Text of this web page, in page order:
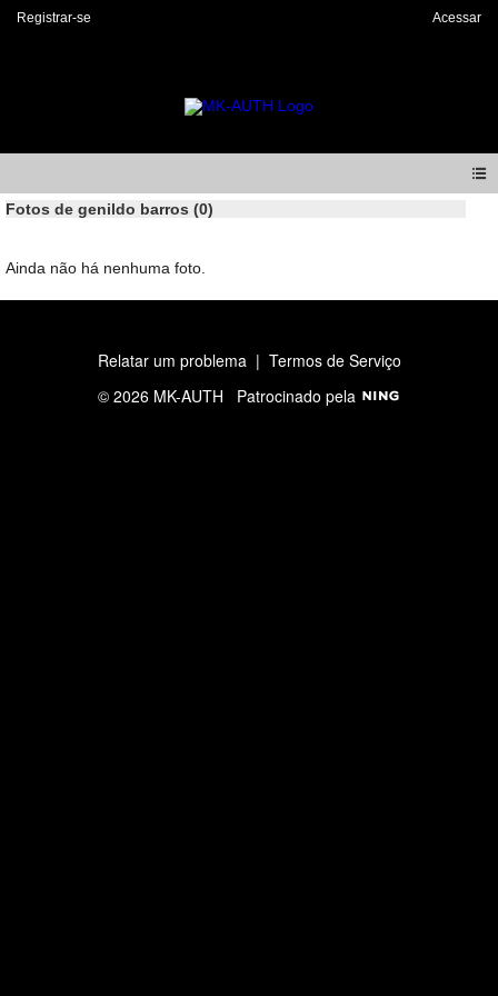
Registrar-se Acessar
Fotos de genildo barros (0)
Ainda não há nenhuma foto.
Relatar um problema| Termos de Serviço
© 2026 MK-AUTH Patrocinado pela